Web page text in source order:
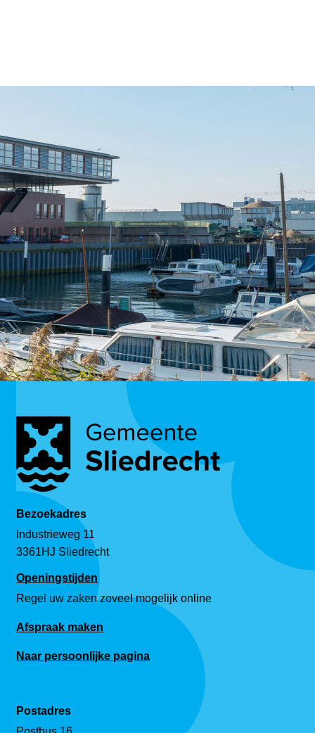
Bezoekadres
Industrieweg 11
3361HJ Sliedrecht
Openingstijden
Regel uw zaken zoveel mogelijk online
Afspraak maken
Naar persoonlijke pagina
Postadres